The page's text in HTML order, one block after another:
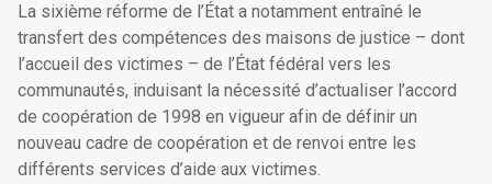
La sixième réforme de l’État a notamment entraîné le
transfert des compétences des maisons de justice – dont
l’accueil des victimes – de l’État fédéral vers les
communautés, induisant la nécessité d’actualiser l’accord
de coopération de 1998 en vigueur afin de définir un
nouveau cadre de coopération et de renvoi entre les
différents services d’aide aux victimes.